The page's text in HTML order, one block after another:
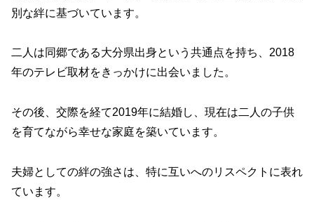
別な絆に基づいています。
二人は同郷である大分県出身という共通点を持ち、2018
年のテレビ取材をきっかけに出会いました。
その後、交際を経て2019年に結婚し、現在は二人の子供
を育てながら幸せな家庭を築いています。
夫婦としての絆の強さは、特に互いへのリスペクトに表れ
ています。